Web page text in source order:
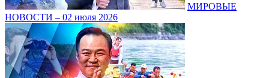
МИРОВЫЕ
НОВОСТИ – 02 июля 2026